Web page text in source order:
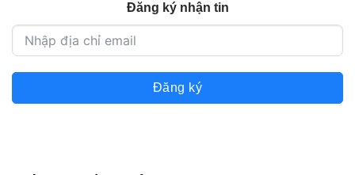
Đăng ký nhận tin
Đăng ký